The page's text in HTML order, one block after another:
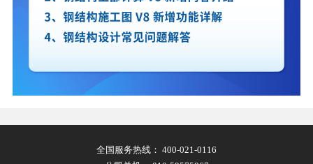
全国服务热线： 400-021-0116